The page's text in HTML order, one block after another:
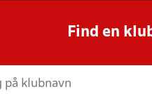
Find en